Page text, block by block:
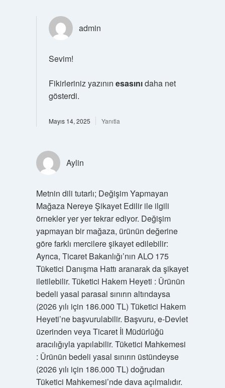
admin
Sevim!
Fikirleriniz yazının esasınıdaha net
gösterdi.
Mayıs 14, 2025 Yanıtla
Aylin
Metnin dili tutarlı; Değişim Yapmayan
Mağaza Nereye Şikayet Edilir ile ilgili
örnekler yer yer tekrar ediyor. Değişim
yapmayan bir mağaza, ürünün değerine
göre farklı mercilere şikayet edilebilir:
Ayrıca, Ticaret Bakanlığı’nın ALO 175
Tüketici Danışma Hattı aranarak da şikayet
iletilebilir. Tüketici Hakem Heyeti : Ürünün
bedeli yasal parasal sınırın altındaysa
(2026 yılı için 186.000 TL) Tüketici Hakem
Heyeti’ne başvurulabilir. Başvuru, e-Devlet
üzerinden veya Ticaret İl Müdürlüğü
aracılığıyla yapılabilir. Tüketici Mahkemesi
: Ürünün bedeli yasal sınırın üstündeyse
(2026 yılı için 186.000 TL) doğrudan
Tüketici Mahkemesi’nde dava açılmalıdır.